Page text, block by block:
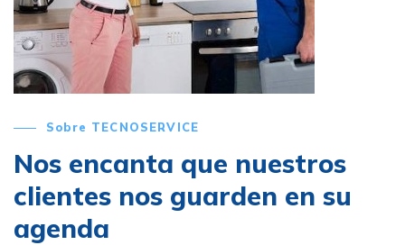
Sobre TECNOSERVICE
Nos encanta que nuestros
clientes nos guarden en su
agenda